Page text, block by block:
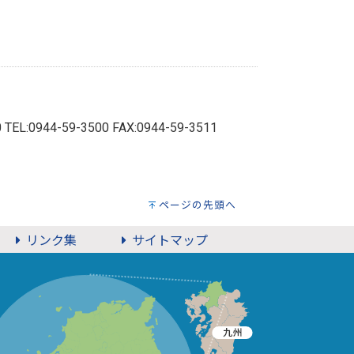
TEL:0944-59-3500 FAX:0944-59-3511
ページの先頭へ
リンク集 サイトマップ